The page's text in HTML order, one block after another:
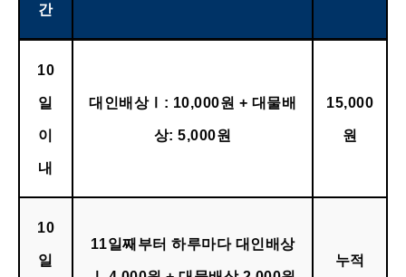
간
10
일
이
내
대인배상Ⅰ: 10,000원 + 대물배
상: 5,000원
15,000
원
10
일
11일째부터 하루마다 대인배상
누적